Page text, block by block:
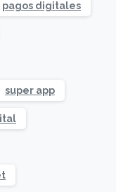
pagos digitales
super app